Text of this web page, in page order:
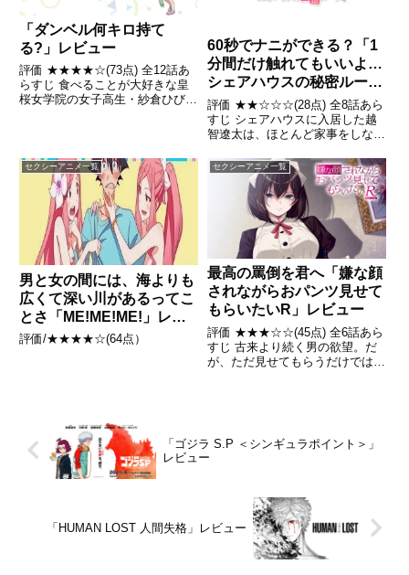
「ダンベル何キロ持て
る?」レビュー
評価 ★★★★☆(73点) 全12話あ
らすじ 食べることが大好きな皇
桜女学院の女子高生・紗倉ひびき
60秒でナニができる？「1
分間だけ触れてもいいよ…
シェアハウスの秘密ルー
ル。」レビュー
評価 ★★☆☆☆(28点) 全8話あら
すじ シェアハウスに入居した越
智遼太は、ほとんど家事をしない
するたびに1分間彼女たちの身体
を触ってもいいという約束を結
ぶ。引用- Wikipedia
セクシーアニメ一覧
男と女の間には、海よりも
広くて深い川があるってこ
とさ「ME!ME!ME!」レビ
ュー
評価/★★★★☆(64点）
セクシーアニメ一覧
最高の罵倒を君へ「嫌な顔
されながらおパンツ見せて
もらいたいR」レビュー
評価 ★★★☆☆(45点) 全6話あら
すじ 古来より続く男の欲望。だ
が、ただ見せてもらうだけでは物
「ゴジラ S.P ＜シンギュラポイント＞」
レビュー
「HUMAN LOST 人間失格」レビュー